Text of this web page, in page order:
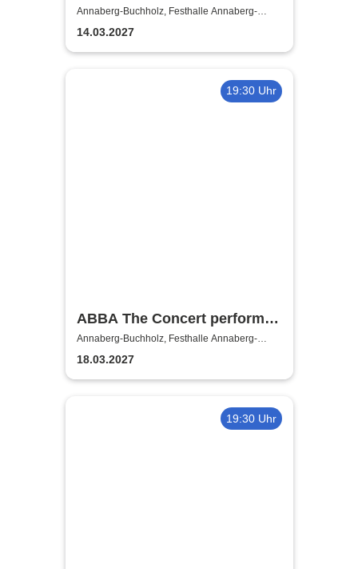
Annaberg-Buchholz, Festhalle Annaberg-
Buchholz
14.03.2027
19:30 Uhr
ABBA The Concert performed
by ABBAMUSIC
Annaberg-Buchholz, Festhalle Annaberg-
Buchholz
18.03.2027
19:30 Uhr